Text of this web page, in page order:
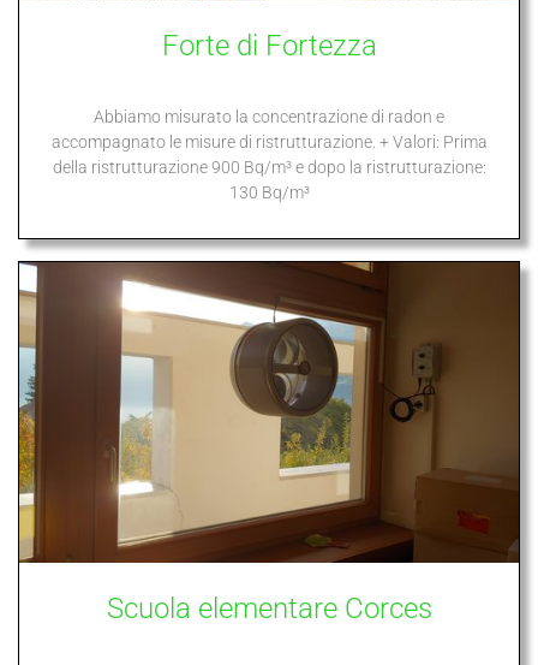
Forte di Fortezza
Abbiamo misurato la concentrazione di radon e
accompagnato le misure di ristrutturazione. + Valori: Prima
della ristrutturazione 900 Bq/m³ e dopo la ristrutturazione:
130 Bq/m³
Scuola elementare Corces